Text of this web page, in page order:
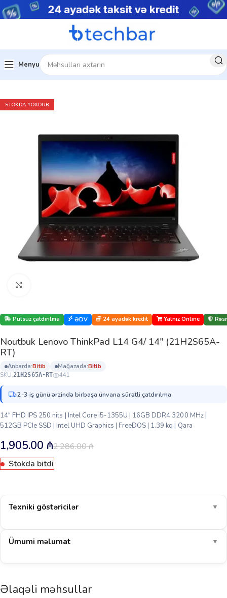
Menyu
Ev Noutbuklar Premium noutbuklar
STOKDA YOXDUR
Pulsuz çatdırılma ƏDV 24 ayadək kredit Yalnız Online
Noutbuk Lenovo ThinkPad L14 G4/ 14″ (21H2S65A-
RT)
anbarda: bi̇ti̇b mağazada: bi̇ti̇b
SKU:21H2S65A-RT 441
2-3 iş günü ərzində birbaşa ünvana sürətli çatdırılma
14″ FHD IPS 250 nits | Intel Core i5-1355U | 16GB DDR4 3200 MHz |
512GB PCIe SSD | Intel UHD Graphics | FreeDOS | 1.39 kq | Qara
2,286.00₼
1,905.00 ₼
Stokda bitdi
Texniki göstəricilər ▼
Ümumi məlumat ▼
Əlaqəli məhsullar